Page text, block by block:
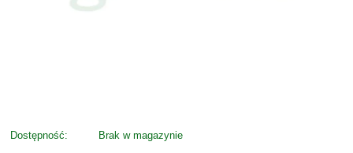
Dostępność: Brak w magazynie